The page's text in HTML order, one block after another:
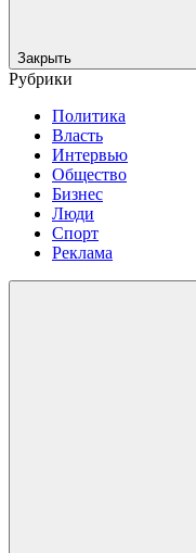
Закрыть
Рубрики
Политика
Власть
Интервью
Общество
Бизнес
Люди
Спорт
Реклама